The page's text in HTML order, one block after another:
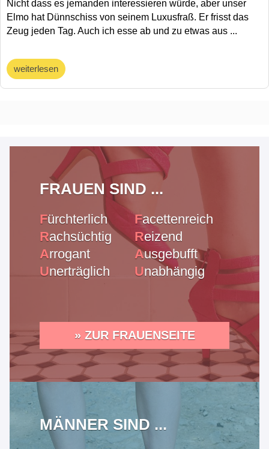
Nicht dass es jemanden interessieren würde, aber unser
Elmo hat Dünnschiss von seinem Luxusfraß. Er frisst das
Zeug jeden Tag. Auch ich esse ab und zu etwas aus ...
weiterlesen
FRAUEN SIND ...
Fürchterlich
Rachsüchtig
Arrogant
Unerträglich
Facettenreich
Reizend
Ausgebufft
Unabhängig
» ZUR FRAUENSEITE
MÄNNER SIND ...